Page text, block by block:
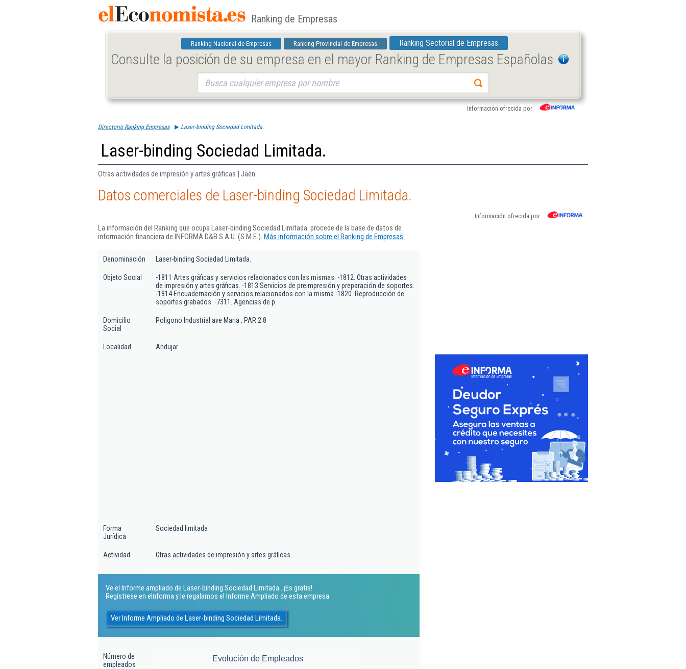
Ranking de Empresas
Ranking Nacional de Empresas Ranking Provincial de Empresas Ranking Sectorial de Empresas
Consulte la posición de su empresa en el mayor Ranking de Empresas Españolas
Información ofrecida por
Directorio Ranking Empresas Laser-binding Sociedad Limitada.
Laser-binding Sociedad Limitada.
Otras actividades de impresión y artes gráficas | Jaén
Datos comerciales de Laser-binding Sociedad Limitada.
Información ofrecida por
La información del Ranking que ocupa Laser-binding Sociedad Limitada. procede de la base de datos de
información financiera de INFORMA D&B S.A.U. (S.M.E.). Más información sobre el Ranking de Empresas.
Denominación Laser-binding Sociedad Limitada.
Objeto Social
-1811 Artes gráficas y servicios relacionados con las mismas. -1812. Otras actividades
de impresión y artes gráficas. -1813 Servicios de preimpresión y preparación de soportes.
-1814 Encuadernación y servicios relacionados con la misma.-1820. Reproducción de
soportes grabados. -7311. Agencias de p.
Domicilio
Social
Poligono Industrial ave Maria , PAR 2 8
Localidad Andujar
Forma
Jurídica
Sociedad limitada
Actividad Otras actividades de impresión y artes gráficas
Ve el Informe ampliado de Laser-binding Sociedad Limitada.. ¡Es gratis!
Regístrese en eInforma y le regalamos el Informe Ampliado de esta empresa
Ver Informe Ampliado de Laser-binding Sociedad Limitada.
Número de
empleados
Evolución de Empleados